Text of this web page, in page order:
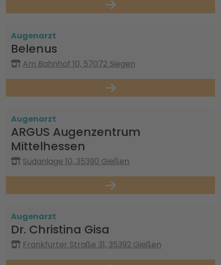
Augenarzt
Belenus
Am Bahnhof 10, 57072 Siegen
Augenarzt
ARGUS Augenzentrum
Mittelhessen
Südanlage 10, 35390 Gießen
Augenarzt
Dr. Christina Gisa
Frankfurter Straße 31, 35392 Gießen